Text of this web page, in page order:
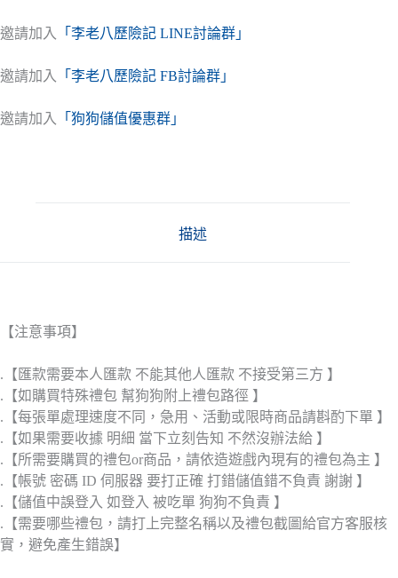
NT$30
到
邀請加入 「李老八歷險記 LINE討論群」
邀請加入 「李老八歷險記 FB討論群」
邀請加入 「狗狗儲值優惠群」
描述
【注意事項】
.【匯款需要本人匯款 不能其他人匯款 不接受第三方 】
.【如購買特殊禮包 幫狗狗附上禮包路徑 】
.【每張單處理速度不同，急用、活動或限時商品請斟酌下單 】
.【如果需要收據 明細 當下立刻告知 不然沒辦法給 】
.【所需要購買的禮包or商品，請依造遊戲內現有的禮包為主 】
.【帳號 密碼 ID 伺服器 要打正確 打錯儲值錯不負責 謝謝 】
.【儲值中誤登入 如登入 被吃單 狗狗不負責 】
.【需要哪些禮包，請打上完整名稱以及禮包截圖給官方客服核
實，避免產生錯誤】